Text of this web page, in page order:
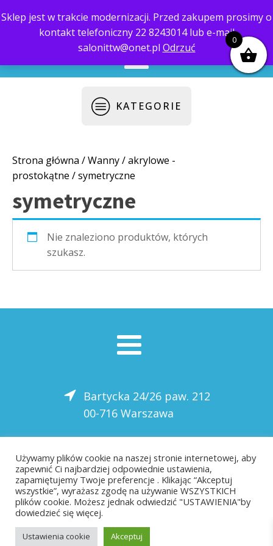
Sklep jest w trakcie modernizacji. Przed zakupem prosimy o
kontakt telefoniczny 22 8243014 lub e-mail
salonittw@onet.pl Odrzuć
biuro@saloni.pl 22 559-10-50
KATEGORIE
Strona główna /Wanny/akrylowe -
prostokątne / symetryczne
symetryczne
Nie znaleziono produktów, których
szukasz.
Bartycka 24/26 paw. 212
00-716 Warszawa
22 559-10-50
biuro@saloni.pl
Używamy plików cookie na naszej stronie internetowej, aby
zapewnić Ci najbardziej odpowiednie ustawienia,
zapamiętujemy Twoje preferencje . Klikając “Akceptuj
wszystkie”, wyrażasz zgodę na używanie WSZYSTKICH
plików cookie. Możesz jednak odwiedzić "USTAWIENIA"by
dowiedzieć się więcej.
Ustawienia cookie Akceptuj
0